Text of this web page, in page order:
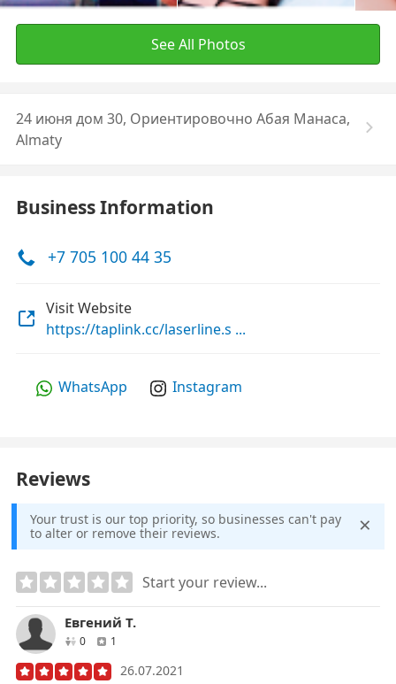
See All Photos
24 июня дом 30, Ориентировочно Абая Манаса,
Almaty
Business Information
+7 705 100 44 35
Visit Website
https://taplink.cc/laserline.s ...
WhatsApp Instagram
Reviews
Your trust is our top priority, so businesses can't pay
to alter or remove their reviews.
×
Start your review...
Евгений Т.
0друзей1
26.07.2021